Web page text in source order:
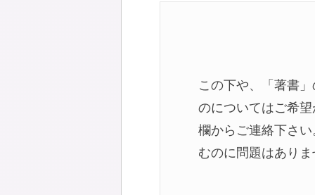
この下や、「著書
のについてはご希
欄からご連絡下さ
むのに問題はあり